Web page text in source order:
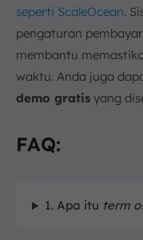
seperti ScaleOcean.
pengaturan
membantu
waktu. Anda juga
demo gratis yang
FAQ:
1. Apa itu term